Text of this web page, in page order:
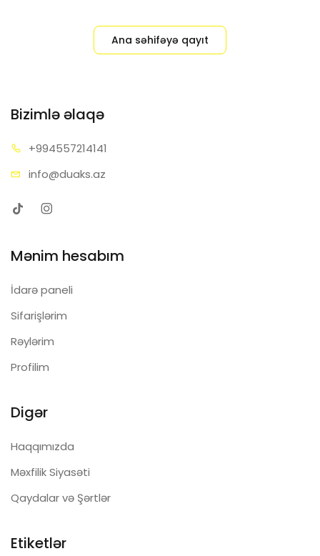
Ana səhifəyə qayıt
Bizimlə əlaqə
+994557214141
info@duaks.az
Mənim hesabım
İdarə paneli
Sifarişlərim
Rəylərim
Profilim
Digər
Haqqımızda
Məxfilik Siyasəti
Qaydalar və Şərtlər
Etiketlər